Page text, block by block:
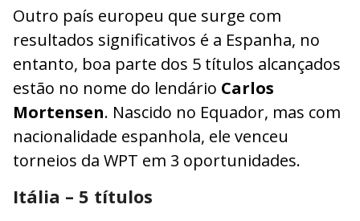
Outro país europeu que surge com
resultados significativos é a Espanha, no
entanto, boa parte dos 5 títulos alcançados
estão no nome do lendário Carlos
Mortensen. Nascido no Equador, mas com
nacionalidade espanhola, ele venceu
torneios da WPT em 3 oportunidades.
Itália – 5 títulos